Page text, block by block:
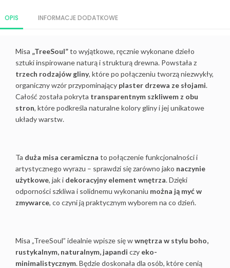
OPIS INFORMACJE DODATKOWE
Misa „TreeSoul”to wyjątkowe, ręcznie wykonane dzieło
sztuki inspirowane naturą i strukturą drewna. Powstała z
trzech rodzajów gliny, które po połączeniu tworzą niezwykły,
organiczny wzór przypominający plaster drzewa ze słojami.
Całość została pokryta transparentnym szkliwem z obu
stron, które podkreśla naturalne kolory gliny i jej unikatowe
układy warstw.
Ta duża misa ceramiczna to połączenie funkcjonalności i
artystycznego wyrazu – sprawdzi się zarówno jako naczynie
użytkowe, jak i dekoracyjny element wnętrza. Dzięki
odporności szkliwa i solidnemu wykonaniu można ją myć w
zmywarce, co czyni ją praktycznym wyborem na co dzień.
Misa „TreeSoul” idealnie wpisze się wwnętrza w stylu boho,
rustykalnym, naturalnym, japandi czy eko-
minimalistycznym. Będzie doskonała dla osób, które cenią